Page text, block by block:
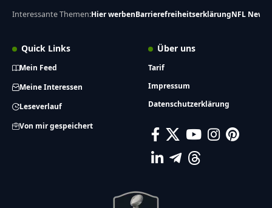
Interessante Themen:Hier werbenBarrierefreiheitserklärungNFL News
Quick Links
Mein Feed
Meine Interessen
Leseverlauf
Von mir gespeichert
Über uns
Tarif
Impressum
Datenschutzerklärung